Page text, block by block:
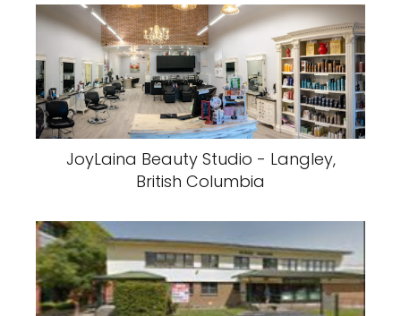
JoyLaina Beauty Studio - Langley,
British Columbia